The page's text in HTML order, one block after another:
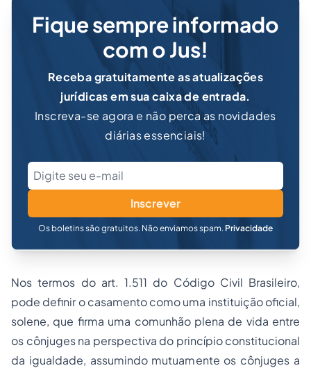
Fique sempre informado
com o Jus!
Receba gratuitamente as atualizações
jurídicas em sua caixa de entrada.
Inscreva-se agora e não perca as novidades
diárias essenciais!
Inscrever
Os boletins são gratuitos. Não enviamos spam. Privacidade
Nos termos do art. 1.511 do Código Civil Brasileiro,
pode definir o casamento como uma instituição oficial,
solene, que firma uma comunhão plena de vida entre
os cônjuges na perspectiva do princípio constitucional
da igualdade, assumindo mutuamente os cônjuges a